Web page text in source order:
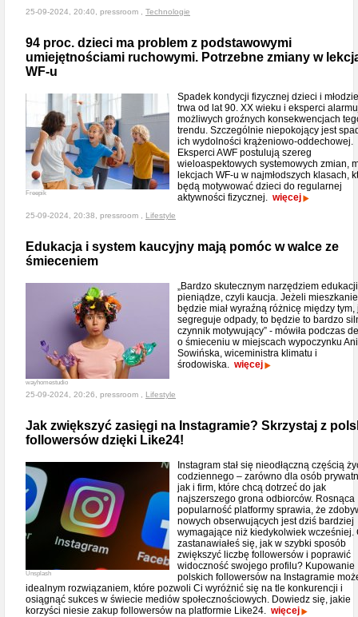
25-09-2024, 20:40, pressroom , Technologie
94 proc. dzieci ma problem z podstawowymi
umiejętnościami ruchowymi. Potrzebne zmiany w
WF-u
Freepik
Spadek kondycji fizycznej dzieci i
trwa od lat 90. XX wieku i eksperci
możliwych groźnych konsekwencjach
trendu. Szczególnie niepokojący jest
ich wydolności krążeniowo-oddechowej.
Eksperci AWF postulują szereg
wieloaspektowych systemowych zmian,
lekcjach WF-u w najmłodszych klasach,
będą motywować dzieci do regularnej
aktywności fizycznej. więcej
25-09-2024, 20:38, pressroom , Lifestyle
Edukacja i system kaucyjny mają pomóc w walce ze
śmieceniem
wayhomestudio
„Bardzo skutecznym narzędziem
pieniądze, czyli kaucja. Jeżeli
będzie miał wyraźną różnicę między tym,
segreguje odpady, to będzie to bardzo
czynnik motywujący” - mówiła podczas
o śmieceniu w miejscach wypoczynku
Sowińska, wiceministra klimatu i
środowiska. więcej
25-09-2024, 20:26, pressroom , Lifestyle
Jak zwiększyć zasięgi na Instagramie? Skrzystaj z
followersów dzięki Like24!
Unsplash
Instagram stał się nieodłączną częścią
codziennego – zarówno dla osób
jak i firm, które chcą dotrzeć do jak
najszerszego grona odbiorców. Rosnąca
popularność platformy sprawia, że
nowych obserwujących jest dziś bardziej
wymagające niż kiedykolwiek wcześniej.
zastanawiałeś się, jak w szybki sposób
zwiększyć liczbę followersów i poprawić
widoczność swojego profilu? Kupowanie
polskich followersów na Instagramie
idealnym rozwiązaniem, które pozwoli Ci wyróżnić się na tle konkurencji i
osiągnąć sukces w świecie mediów społecznościowych. Dowiedz się, jakie
korzyści niesie zakup followersów na platformie Like24. więcej